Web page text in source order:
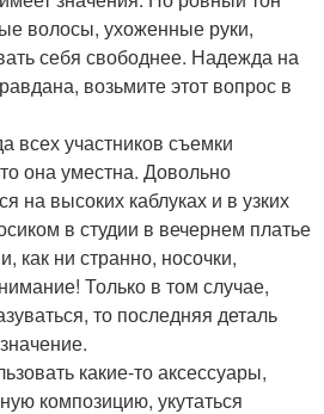
волосы, ухоженные руки,
себя свободнее. Надежда на
возьмите этот вопрос в
всех участников съемки
она уместна. Довольно
на высоких каблуках и в узких
в студии в вечернем платье
как ни странно, носочки,
Только в том случае,
то последняя деталь
какие-то аксессуары,
композицию, укутаться